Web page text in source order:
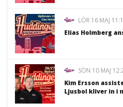
LÖR 16 MAJ
Elias Holmberg
SÖN 10 MAJ
Kim Ersson
Ljusbol kliver in i